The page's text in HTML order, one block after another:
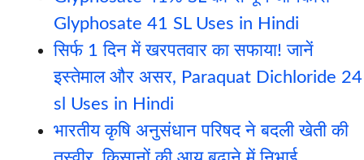
Glyphosate 41 SL Uses in Hindi
सिर्फ 1 दिन में खरपतवार का सफाया! जानें
इस्तेमाल और असर, Paraquat Dichloride 24
sl Uses in Hindi
भारतीय कृषि अनुसंधान परिषद ने बदली खेती की